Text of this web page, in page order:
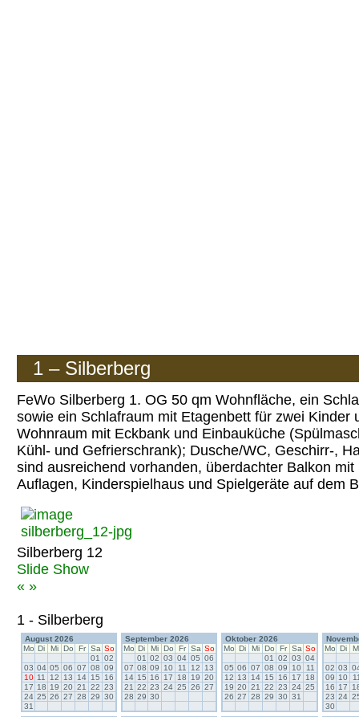
1 – Silberberg
FeWo Silberberg 1. OG 50 qm Wohnfläche, ein
sowie ein Schlafraum mit Etagenbett für zwei Kinder
Wohnraum mit Eckbank und Einbauküche
Kühl- und Gefrierschrank); Dusche/WC, Geschirr-,
sind ausreichend vorhanden, überdachter Balkon
Auflagen, Kinderspielhaus und Spielgeräte auf dem
Silberberg 12
Slide Show
« »
1 - Silberberg
August 2026
Mo Di Mi Do Fr Sa So
01
02
03 04 05 06 07 08 09
10 11 12 13 14 15
16
17 18 19 20 21 22 23
24 25 26 27 28 29 30
31
September 2026
Mo Di Mi Do Fr Sa So
01 02 03 04 05 06
07 08 09 10 11 12
13
14 15 16 17 18 19 20
21 22 23 24 25 26 27
28 29 30
Oktober 2026
Mo Di Mi Do Fr Sa So
01
02 03 04
05 06 07 08 09 10
11
12 13 14 15 16 17
18
19 20 21 22 23 24 25
26 27 28 29 30 31
Mo Di
02 03
09 10
16 17
23 24
30